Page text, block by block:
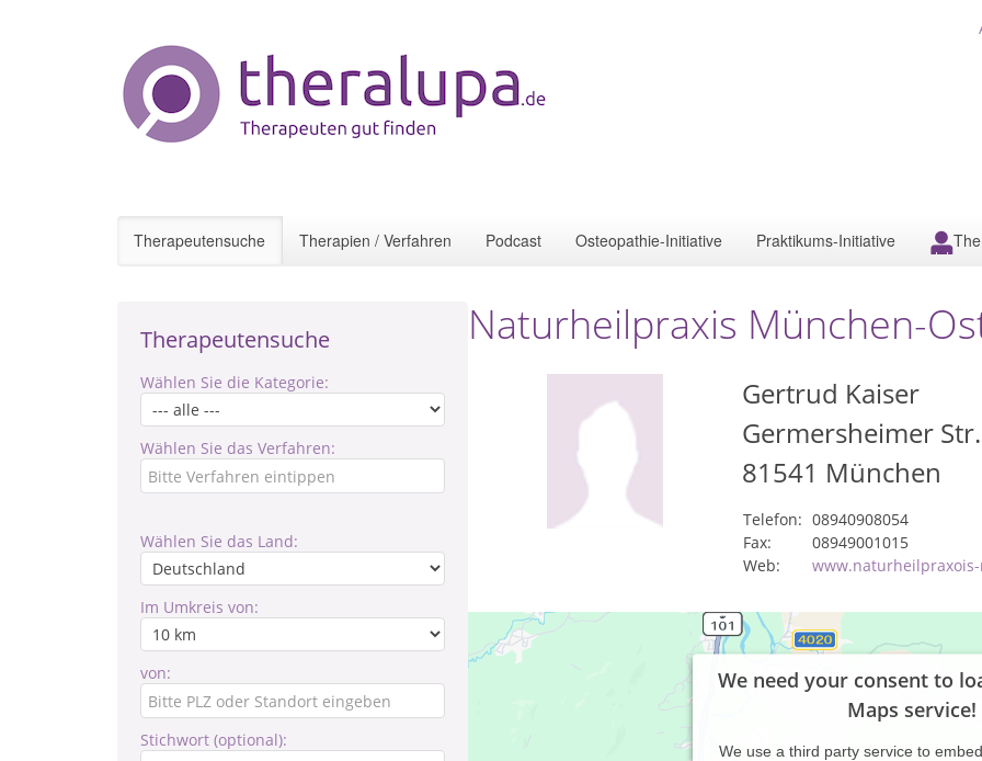
Therapeutensuche Therapien / Verfahren Podcast Osteopathie-Initiative Praktikums-Initiative
Therapeutensuche
Wählen Sie die Kategorie:
Wählen Sie das Verfahren:
Wählen Sie das Land:
Im Umkreis von:
von:
Stichwort (optional):
Naturheilpraxis München-
Gertrud Kaiser
Germersheimer
81541 München
Telefon: 08940908054
Fax:
08949001015
Web:
We need your consent to
Maps service!
We use a third party service to